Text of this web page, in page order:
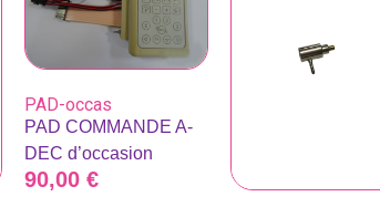
PAD-occas
PAD COMMANDE A-
DEC d’occasion
90,00 €